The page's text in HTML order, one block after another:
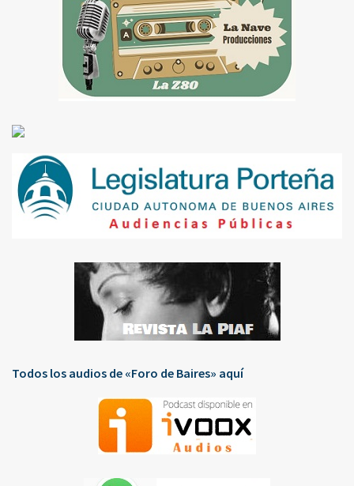
Todos los audios de «Foro de Baires» aquí